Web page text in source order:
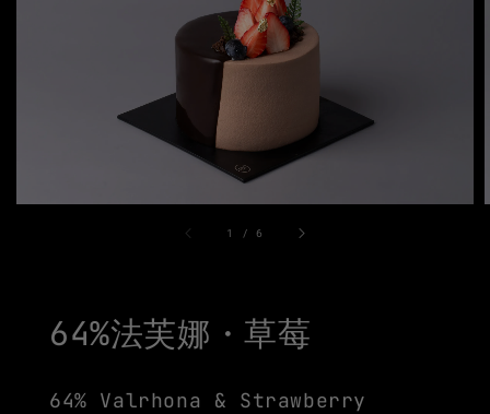
1 /6
64%法芙娜・草莓
64% Valrhona & Strawberry